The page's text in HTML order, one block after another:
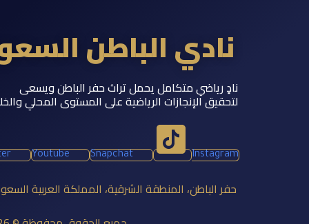
نادي الباطن
نادٍ رياضي متكامل يحمل تراث حفر الباطن ويسعى
لتحقيق الإنجازات الرياضية على المستوى المحلي
Youtube Snapchat Instagram
حفر الباطن، المنطقة الشرقية، المملكة العربية